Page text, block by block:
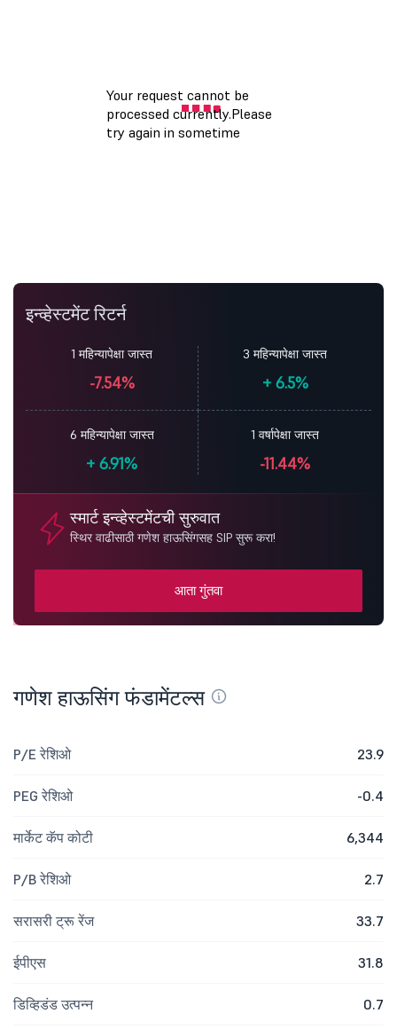
इन्व्हेस्टमेंट रिटर्न
1 महिन्यापेक्षा जास्त
-7.54%
3 महिन्यापेक्षा जास्त
+6.5%
6 महिन्यापेक्षा जास्त
+ 6.91%
1 वर्षापेक्षा जास्त
-11.44%
स्मार्ट इन्व्हेस्टमेंटची सुरुवात
स्थिर वाढीसाठी गणेश हाऊसिंगसह SIP सुरू करा!
आता गुंतवा
गणेश हाऊसिंग फंडामेंटल्स
P/E रेशिओ 23.9
PEG रेशिओ -0.4
मार्केट कॅप कोटी 6,344
P/B रेशिओ 2.7
सरासरी ट्रू रेंज 33.7
ईपीएस 31.8
डिव्हिडंड उत्पन्न 0.7